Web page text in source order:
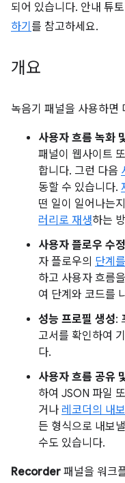
되어 있습니다. 안내 튜
하기 를 참고하세요.
개요
녹음기 패널을 사용하면
사용자 흐름 녹화
패널이 웹사이트
합니다. 그런 다음
동할 수 있습니다.
떤 일이 일어나는
러리로 재생하는
사용자 플로우 수
자 플로우의 단계
하고 사용자 흐름
여 단계와 코드를
성능 프로필 생성:
고서를 확인하여
다.
사용자 흐름 공유
하여 JSON 파일
거나 레코더의 내
든 형식으로 내보
수도 있습니다.
Recorder 패널을 워크